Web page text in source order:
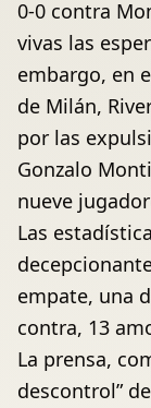
0-0 contra
vivas las
embargo, en
de Milán,
por las
Gonzalo
nueve
Las
empate, una
contra, 13
La prensa,
descontrol”